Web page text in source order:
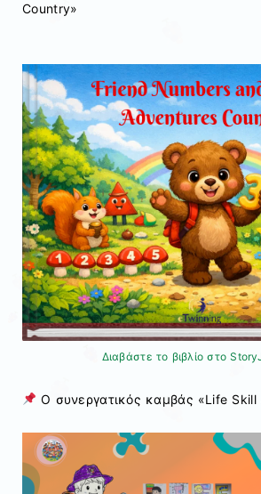
Country»
Διαβάστε το βιβλίο στο
Ο συνεργατικός καμβάς «Life Skill